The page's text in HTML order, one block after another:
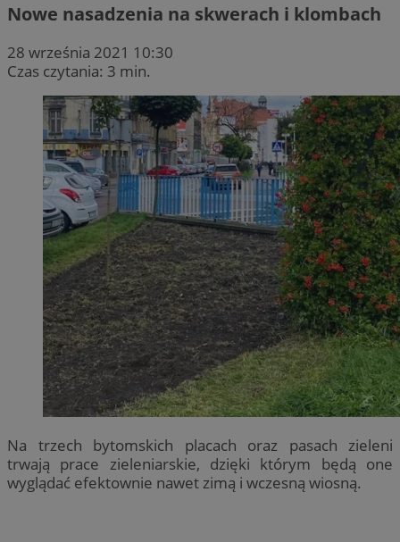
Nowe nasadzenia na skwerach i klombach
28 września 2021 10:30
Czas czytania: 3 min.
Na trzech bytomskich placach oraz pasach zieleni
trwają prace zieleniarskie, dzięki którym będą one
wyglądać efektownie nawet zimą i wczesną wiosną.